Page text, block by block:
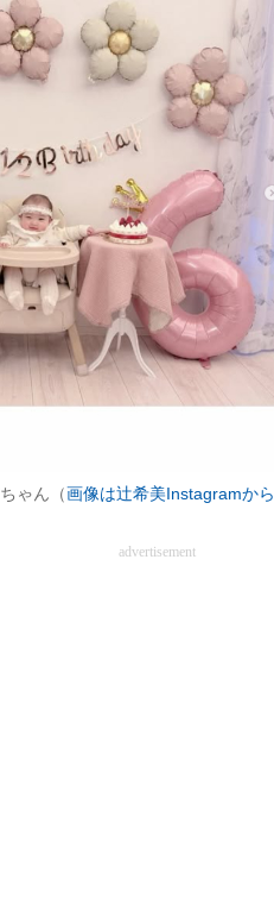
ゃん（画像は辻希美Instagramから
advertisement